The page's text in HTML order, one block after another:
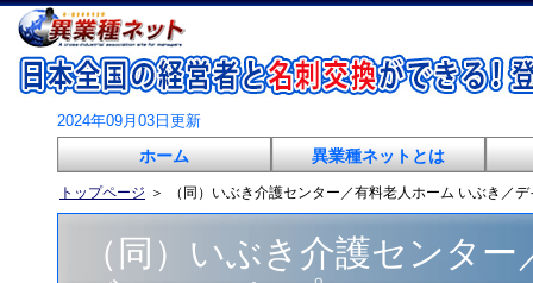
2024年09月03日更新
ホーム 異業種ネットとは
トップページ ＞ （同）いぶき介護センター／有料老人ホーム いぶき／
（同）いぶき介護センタ